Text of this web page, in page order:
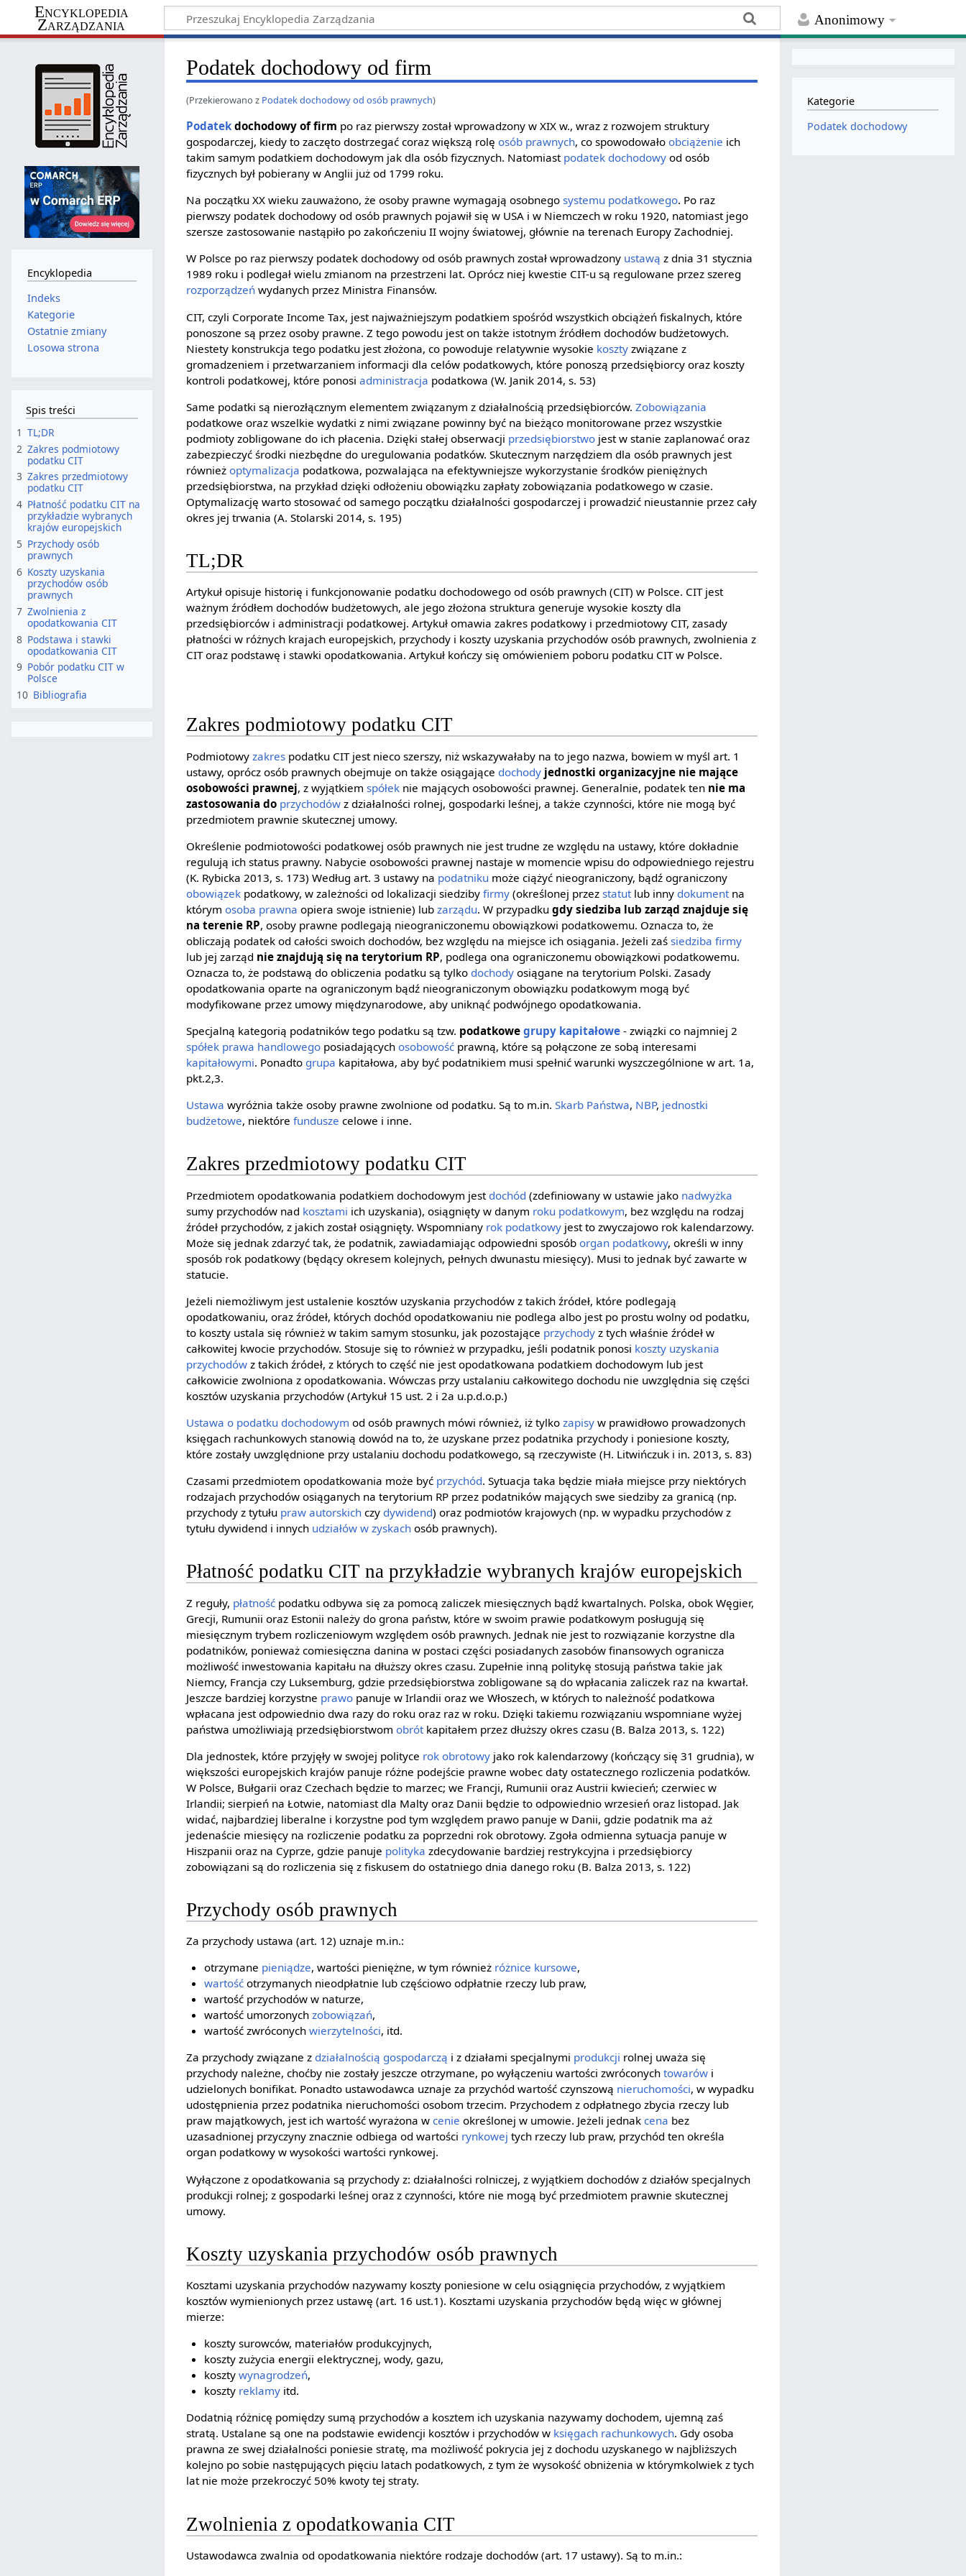
Anonimowy
Encyklopedia
Zarządzania
Podatek dochodowy od firm
(Przekierowano z Podatek dochodowy od osób prawnych)
Podatek dochodowy of firm po raz pierwszy został wprowadzony w XIX w., wraz z rozwojem struktury
gospodarczej, kiedy to zaczęto dostrzegać coraz większą rolęosób prawnych, co spowodowałoobciążenie ich
takim samym podatkiem dochodowym jak dla osób fizycznych. Natomiast podatek dochodowy od osób
fizycznych był pobierany w Anglii już od 1799 roku.
Na początku XX wieku zauważono, że osoby prawne wymagają osobnegosystemu podatkowego. Po raz
pierwszy podatek dochodowy od osób prawnych pojawił się w USA i w Niemczech w roku 1920, natomiast jego
szersze zastosowanie nastąpiło po zakończeniu II wojny światowej, głównie na terenach Europy Zachodniej.
W Polsce po raz pierwszy podatek dochodowy od osób prawnych został wprowadzony ustawą z dnia 31 stycznia
1989 roku i podlegał wielu zmianom na przestrzeni lat. Oprócz niej kwestie CIT-u są regulowane przez szereg
rozporządzeń wydanych przez Ministra Finansów.
CIT, czyli Corporate Income Tax, jest najważniejszym podatkiem spośród wszystkich obciążeń fiskalnych, które
ponoszone są przez osoby prawne. Z tego powodu jest on także istotnym źródłem dochodów budżetowych.
Niestety konstrukcja tego podatku jest złożona, co powoduje relatywnie wysokie koszty związane z
gromadzeniem i przetwarzaniem informacji dla celów podatkowych, które ponoszą przedsiębiorcy oraz koszty
kontroli podatkowej, które ponosiadministracja podatkowa (W. Janik 2014, s. 53)
Same podatki są nierozłącznym elementem związanym z działalnością przedsiębiorców.Zobowiązania
podatkowe oraz wszelkie wydatki z nimi związane powinny być na bieżąco monitorowane przez wszystkie
podmioty zobligowane do ich płacenia. Dzięki stałej obserwacji przedsiębiorstwo jest w stanie zaplanować oraz
zabezpieczyć środki niezbędne do uregulowania podatków. Skutecznym narzędziem dla osób prawnych jest
równieżoptymalizacja podatkowa, pozwalająca na efektywniejsze wykorzystanie środków pieniężnych
przedsiębiorstwa, na przykład dzięki odłożeniu obowiązku zapłaty zobowiązania podatkowego w czasie.
Optymalizację warto stosować od samego początku działalności gospodarczej i prowadzić nieustannie przez cały
okres jej trwania (A. Stolarski 2014, s. 195)
TL;DR
Artykuł opisuje historię i funkcjonowanie podatku dochodowego od osób prawnych (CIT) w Polsce. CIT jest
ważnym źródłem dochodów budżetowych, ale jego złożona struktura generuje wysokie koszty dla
przedsiębiorców i administracji podatkowej. Artykuł omawia zakres podatkowy i przedmiotowy CIT, zasady
płatności w różnych krajach europejskich, przychody i koszty uzyskania przychodów osób prawnych, zwolnienia z
CIT oraz podstawę i stawki opodatkowania. Artykuł kończy się omówieniem poboru podatku CIT w Polsce.
Zakres podmiotowy podatku CIT
Podmiotowyzakres podatku CIT jest nieco szerszy, niż wskazywałaby na to jego nazwa, bowiem w myśl art. 1
ustawy, oprócz osób prawnych obejmuje on także osiągające dochody jednostki organizacyjne nie mające
osobowości prawnej, z wyjątkiemspółek nie mających osobowości prawnej. Generalnie, podatek ten nie ma
zastosowania do przychodów z działalności rolnej, gospodarki leśnej, a także czynności, które nie mogą być
przedmiotem prawnie skutecznej umowy.
Określenie podmiotowości podatkowej osób prawnych nie jest trudne ze względu na ustawy, które dokładnie
regulują ich status prawny. Nabycie osobowości prawnej nastaje w momencie wpisu do odpowiedniego rejestru
(K. Rybicka 2013, s. 173) Według art. 3 ustawy na podatniku może ciążyć nieograniczony, bądź ograniczony
obowiązek podatkowy, w zależności od lokalizacji siedzibyfirmy (określonej przezstatut lub inny dokument na
którymosoba prawna opiera swoje istnienie) lubzarządu. W przypadkugdy siedziba lub zarząd znajduje się
na terenie RP, osoby prawne podlegają nieograniczonemu obowiązkowi podatkowemu. Oznacza to, że
obliczają podatek od całości swoich dochodów, bez względu na miejsce ich osiągania. Jeżeli zaśsiedziba firmy
lub jej zarząd nie znajdują się na terytorium RP, podlega ona ograniczonemu obowiązkowi podatkowemu.
Oznacza to, że podstawą do obliczenia podatku są tylko dochody osiągane na terytorium Polski. Zasady
opodatkowania oparte na ograniczonym bądź nieograniczonym obowiązku podatkowym mogą być
modyfikowane przez umowy międzynarodowe, aby uniknąć podwójnego opodatkowania.
Specjalną kategorią podatników tego podatku są tzw. podatkowegrupy kapitałowe - związki co najmniej 2
spółek prawa handlowego posiadającychosobowość prawną, które są połączone ze sobą interesami
kapitałowymi. Ponadto grupa kapitałowa, aby być podatnikiem musi spełnić warunki wyszczególnione w art. 1a,
pkt.2,3.
Ustawa wyróżnia także osoby prawne zwolnione od podatku. Są to m.in.Skarb Państwa, NBP, jednostki
budżetowe, niektórefundusze celowe i inne.
Zakres przedmiotowy podatku CIT
Przedmiotem opodatkowania podatkiem dochodowym jest dochód (zdefiniowany w ustawie jako nadwyżka
sumy przychodów nad kosztami ich uzyskania), osiągnięty w danym roku podatkowym, bez względu na rodzaj
źródeł przychodów, z jakich został osiągnięty. Wspomniany rok podatkowy jest to zwyczajowo rok kalendarzowy.
Może się jednak zdarzyć tak, że podatnik, zawiadamiając odpowiedni sposóborgan podatkowy, określi w inny
sposób rok podatkowy (będący okresem kolejnych, pełnych dwunastu miesięcy). Musi to jednak być zawarte w
statucie.
Jeżeli niemożliwym jest ustalenie kosztów uzyskania przychodów z takich źródeł, które podlegają
opodatkowaniu, oraz źródeł, których dochód opodatkowaniu nie podlega albo jest po prostu wolny od podatku,
to koszty ustala się również w takim samym stosunku, jak pozostające przychody z tych właśnie źródeł w
całkowitej kwocie przychodów. Stosuje się to również w przypadku, jeśli podatnik ponosi koszty uzyskania
przychodów z takich źródeł, z których to część nie jest opodatkowana podatkiem dochodowym lub jest
całkowicie zwolniona z opodatkowania. Wówczas przy ustalaniu całkowitego dochodu nie uwzględnia się części
kosztów uzyskania przychodów (Artykuł 15 ust. 2 i 2a u.p.d.o.p.)
Ustawa o podatku dochodowym od osób prawnych mówi również, iż tylkozapisy w prawidłowo prowadzonych
księgach rachunkowych stanowią dowód na to, że uzyskane przez podatnika przychody i poniesione koszty,
które zostały uwzględnione przy ustalaniu dochodu podatkowego, są rzeczywiste (H. Litwińczuk i in. 2013, s. 83)
Czasami przedmiotem opodatkowania może być przychód. Sytuacja taka będzie miała miejsce przy niektórych
rodzajach przychodów osiąganych na terytorium RP przez podatników mających swe siedziby za granicą (np.
przychody z tytułu praw autorskich czy dywidend) oraz podmiotów krajowych (np. w wypadku przychodów z
tytułu dywidend i innych udziałów w zyskach osób prawnych).
Płatność podatku CIT na przykładzie wybranych krajów europejskich
Z reguły, płatność podatku odbywa się za pomocą zaliczek miesięcznych bądź kwartalnych. Polska, obok Węgier,
Grecji, Rumunii oraz Estonii należy do grona państw, które w swoim prawie podatkowym posługują się
miesięcznym trybem rozliczeniowym względem osób prawnych. Jednak nie jest to rozwiązanie korzystne dla
podatników, ponieważ comiesięczna danina w postaci części posiadanych zasobów finansowych ogranicza
możliwość inwestowania kapitału na dłuższy okres czasu. Zupełnie inną politykę stosują państwa takie jak
Niemcy, Francja czy Luksemburg, gdzie przedsiębiorstwa zobligowane są do wpłacania zaliczek raz na kwartał.
Jeszcze bardziej korzystne prawo panuje w Irlandii oraz we Włoszech, w których to należność podatkowa
wpłacana jest odpowiednio dwa razy do roku oraz raz w roku. Dzięki takiemu rozwiązaniu wspomniane wyżej
państwa umożliwiają przedsiębiorstwomobrót kapitałem przez dłuższy okres czasu (B. Balza 2013, s. 122)
Dla jednostek, które przyjęły w swojej polityce rok obrotowy jako rok kalendarzowy (kończący się 31 grudnia), w
większości europejskich krajów panuje różne podejście prawne wobec daty ostatecznego rozliczenia podatków.
W Polsce, Bułgarii oraz Czechach będzie to marzec; we Francji, Rumunii oraz Austrii kwiecień; czerwiec w
Irlandii; sierpień na Łotwie, natomiast dla Malty oraz Danii będzie to odpowiednio wrzesień oraz listopad. Jak
widać, najbardziej liberalne i korzystne pod tym względem prawo panuje w Danii, gdzie podatnik ma aż
jedenaście miesięcy na rozliczenie podatku za poprzedni rok obrotowy. Zgoła odmienna sytuacja panuje w
Hiszpanii oraz na Cyprze, gdzie panuje polityka zdecydowanie bardziej restrykcyjna i przedsiębiorcy
zobowiązani są do rozliczenia się z fiskusem do ostatniego dnia danego roku (B. Balza 2013, s. 122)
Przychody osób prawnych
Za przychody ustawa (art. 12) uznaje m.in.:
otrzymane pieniądze, wartości pieniężne, w tym również różnice kursowe,
wartośćotrzymanych nieodpłatnie lub częściowo odpłatnie rzeczy lub praw,
wartość przychodów w naturze,
wartość umorzonych zobowiązań,
wartość zwróconych wierzytelności, itd.
Za przychody związane z działalnością gospodarczą i z działami specjalnymi produkcji rolnej uważa się
przychody należne, choćby nie zostały jeszcze otrzymane, po wyłączeniu wartości zwróconychtowarów i
udzielonych bonifikat. Ponadto ustawodawca uznaje za przychód wartość czynszową nieruchomości, w wypadku
udostępnienia przez podatnika nieruchomości osobom trzecim. Przychodem z odpłatnego zbycia rzeczy lub
praw majątkowych, jest ich wartość wyrażona wcenie określonej w umowie. Jeżeli jednakcena bez
uzasadnionej przyczyny znacznie odbiega od wartości rynkowej tych rzeczy lub praw, przychód ten określa
organ podatkowy w wysokości wartości rynkowej.
Wyłączone z opodatkowania są przychody z: działalności rolniczej, z wyjątkiem dochodów z działów specjalnych
produkcji rolnej; z gospodarki leśnej oraz z czynności, które nie mogą być przedmiotem prawnie skutecznej
umowy.
Koszty uzyskania przychodów osób prawnych
Kosztami uzyskania przychodów nazywamy koszty poniesione w celu osiągnięcia przychodów, z wyjątkiem
kosztów wymienionych przez ustawę (art. 16 ust.1). Kosztami uzyskania przychodów będą więc w głównej
mierze:
koszty surowców, materiałów produkcyjnych,
koszty zużycia energii elektrycznej, wody, gazu,
koszty wynagrodzeń,
koszty reklamyitd.
Dodatnią różnicę pomiędzy sumą przychodów a kosztem ich uzyskania nazywamy dochodem, ujemną zaś
stratą. Ustalane są one na podstawie ewidencji kosztów i przychodów w księgach rachunkowych. Gdy osoba
prawna ze swej działalności poniesie stratę, ma możliwość pokrycia jej z dochodu uzyskanego w najbliższych
kolejno po sobie następujących pięciu latach podatkowych, z tym że wysokość obniżenia w którymkolwiek z tych
lat nie może przekroczyć 50% kwoty tej straty.
Zwolnienia z opodatkowania CIT
Ustawodawca zwalnia od opodatkowania niektóre rodzaje dochodów (art. 17 ustawy). Są to m.in.:
Encyklopedia
Indeks
Kategorie
Ostatnie zmiany
Losowa strona
Spis treści
1 TL;DR
2 Zakres podmiotowy
podatku CIT
3 Zakres przedmiotowy
podatku CIT
4 Płatność podatku CIT na
przykładzie wybranych
krajów europejskich
5 Przychody osób
prawnych
6 Koszty uzyskania
przychodów osób
prawnych
7 Zwolnienia z
opodatkowania CIT
8 Podstawa i stawki
opodatkowania CIT
9 Pobór podatku CIT w
Polsce
10 Bibliografia
Kategorie
Podatek dochodowy